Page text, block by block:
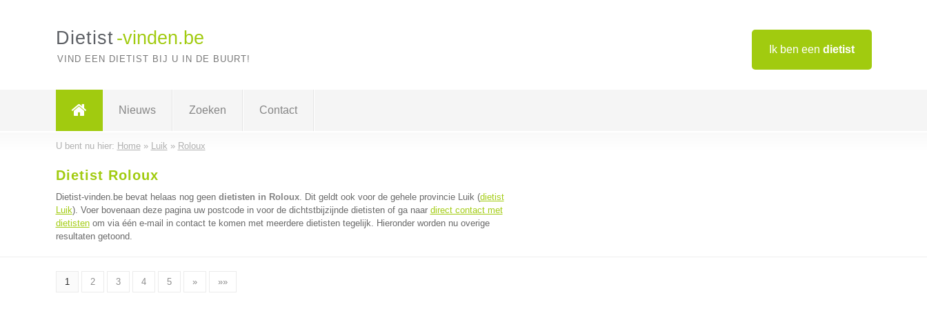
Ik ben een dietist
Dietist -vinden.be
VIND EEN DIETIST BIJ U IN DE BUURT!
Nieuws Zoeken Contact
U bent nu hier: Home» Luik » Roloux
Dietist Roloux
Dietist-vinden.be bevat helaas nog geen dietisten in Roloux. Dit geldt ook voor de gehele provincie Luik (dietist
Luik). Voer bovenaan deze pagina uw postcode in voor de dichtstbijzijnde dietisten of ga naar direct contact met
dietistenom via één e-mail in contact te komen met meerdere dietisten tegelijk. Hieronder worden nu overige
resultaten getoond.
1 2 3 4 5 » »»